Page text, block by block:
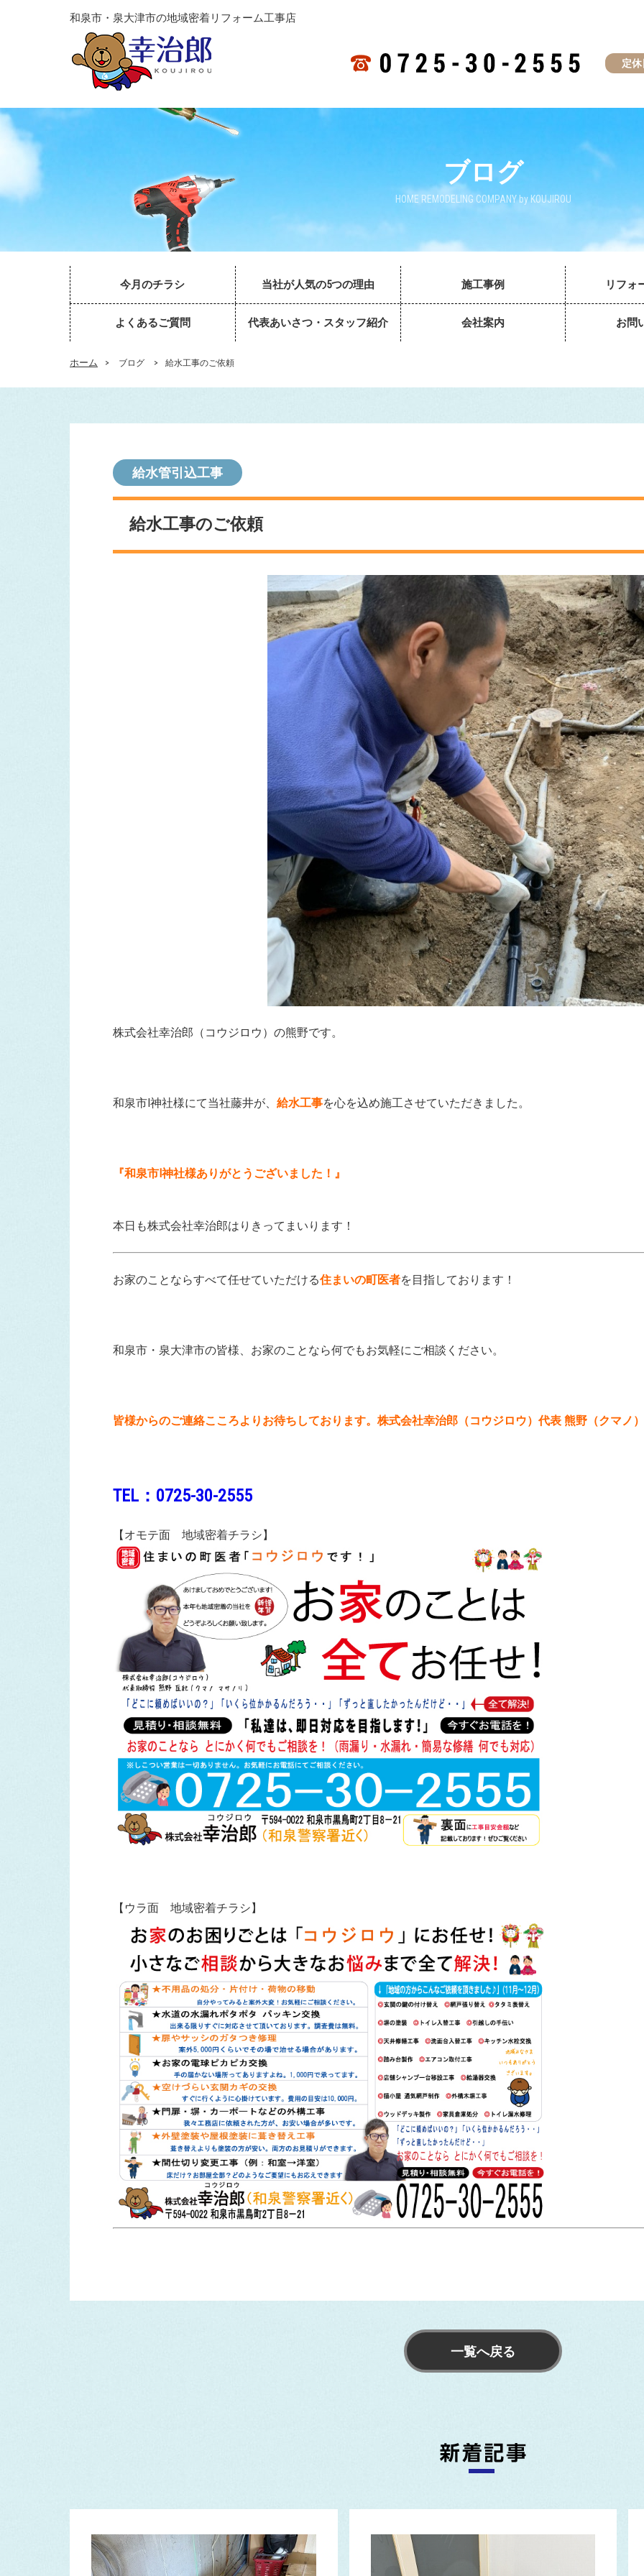
和泉市・泉大津市の地域密着リフォーム工事店
定休
ブログ
HOME REMODELING COMPANY by KOUJIROU
今月のチラシ 当社が人気の5つの理由 施工事例 リフォ
よくあるご質問 代表あいさつ・スタッフ紹介 会社案内 お問
ホーム > ブログ > 給水工事のご依頼
給水管引込工事
給水工事のご依頼
株式会社幸治郎（コウジロウ）の熊野です。
和泉市I神社様にて当社藤井が、 給水工事を心を込め施工させていただきました。
『和泉市I神社様ありがとうございました！』
本日も株式会社幸治郎はりきってまいります！
お家のことならすべて任せていただける住まいの町医者を目指しております！
和泉市・泉大津市の皆様、お家のことなら何でもお気軽にご相談ください。
皆様からのご連絡こころよりお待ちしております。株式会社幸治郎（コウジロウ）代表 熊野（クマノ
TEL：0725-30-2555
【オモテ面 地域密着チラシ】
【ウラ面 地域密着チラシ】
一覧へ戻る